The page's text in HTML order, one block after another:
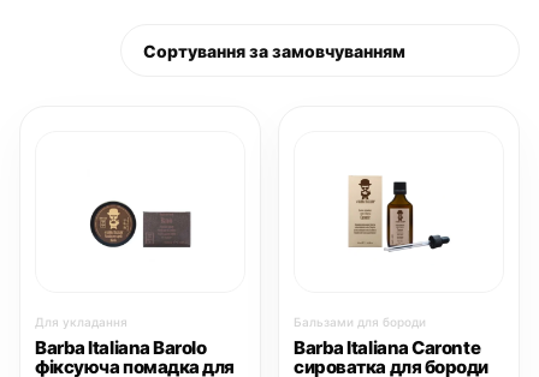
Для укладання
Barba Italiana Barolo
фіксуюча помадка для
Бальзами для бороди
Barba Italiana Caronte
сироватка для бороди